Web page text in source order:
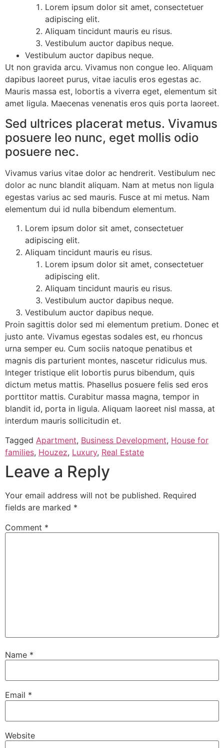
Lorem ipsum dolor sit amet, consectetuer
adipiscing elit.
Aliquam tincidunt mauris eu risus.
Vestibulum auctor dapibus neque.
Vestibulum auctor dapibus neque.
Ut non gravida arcu. Vivamus non congue leo. Aliquam
dapibus laoreet purus, vitae iaculis eros egestas ac.
Mauris massa est, lobortis a viverra eget, elementum sit
amet ligula. Maecenas venenatis eros quis porta laoreet.
Sed ultrices placerat metus. Vivamus
posuere leo nunc, eget mollis odio
posuere nec.
Vivamus varius vitae dolor ac hendrerit. Vestibulum nec
dolor ac nunc blandit aliquam. Nam at metus non ligula
egestas varius ac sed mauris. Fusce at mi metus. Nam
elementum dui id nulla bibendum elementum.
Lorem ipsum dolor sit amet, consectetuer
adipiscing elit.
Aliquam tincidunt mauris eu risus.
Lorem ipsum dolor sit amet, consectetuer
adipiscing elit.
Aliquam tincidunt mauris eu risus.
Vestibulum auctor dapibus neque.
Vestibulum auctor dapibus neque.
Proin sagittis dolor sed mi elementum pretium. Donec et
justo ante. Vivamus egestas sodales est, eu rhoncus
urna semper eu. Cum sociis natoque penatibus et
magnis dis parturient montes, nascetur ridiculus mus.
Integer tristique elit lobortis purus bibendum, quis
dictum metus mattis. Phasellus posuere felis sed eros
porttitor mattis. Curabitur massa magna, tempor in
blandit id, porta in ligula. Aliquam laoreet nisl massa, at
interdum mauris sollicitudin et.
Tagged Apartment, Business Development, House for
families, Houzez, Luxury, Real Estate
Leave a Reply
Your email address will not be published. Required
fields are marked *
Comment *
Name *
Email *
Website